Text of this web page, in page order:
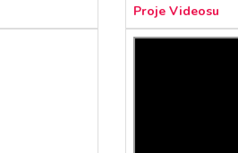
Proje Videosu